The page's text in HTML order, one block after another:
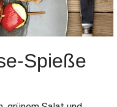
Spieße